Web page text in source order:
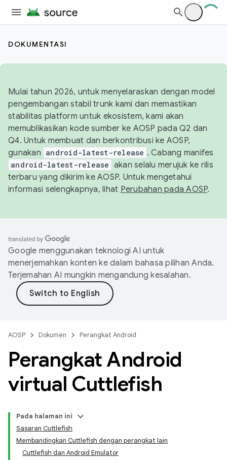
DOKUMENTASI
Mulai tahun 2026, untuk menyelaraskan dengan model
pengembangan stabil trunk kami dan memastikan
stabilitas platform untuk ekosistem, kami akan
memublikasikan kode sumber ke AOSP pada Q2 dan
Q4. Untuk membuat dan berkontribusi ke AOSP,
gunakan android-latest-release . Cabang manifes
android-latest-release akan selalu merujuk ke rilis
terbaru yang dikirim ke AOSP. Untuk mengetahui
informasi selengkapnya, lihat Perubahan pada AOSP.
Google menggunakan teknologi AI untuk
menerjemahkan konten ke dalam bahasa pilihan Anda.
Terjemahan AI mungkin mengandung kesalahan.
AOSP Dokumen Perangkat Android
Perangkat Android
virtual Cuttlefish
Pada halaman ini
Sasaran Cuttlefish
Membandingkan Cuttlefish dengan perangkat lain
Cuttlefish dan Android Emulator